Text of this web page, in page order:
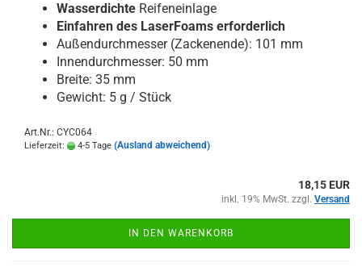
Wasserdichte Reifeneinlage
Einfahren des LaserFoams erforderlich
Außendurchmesser (Zackenende): 101 mm
Innendurchmesser: 50 mm
Breite: 35 mm
Gewicht: 5 g / Stück
Art.Nr.: CYC064
Lieferzeit: 4-5 Tage (Ausland abweichend)
18,15 EUR
inkl. 19% MwSt. zzgl. Versand
IN DEN WARENKORB